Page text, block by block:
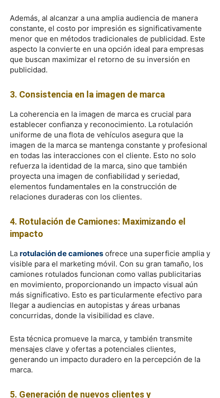
Además, al alcanzar a una amplia audiencia de manera
constante, el costo por impresión es significativamente
menor que en métodos tradicionales de publicidad. Este
aspecto la convierte en una opción ideal para empresas
que buscan maximizar el retorno de su inversión en
publicidad.
3. Consistencia en la imagen de marca
La coherencia en la imagen de marca es crucial para
establecer confianza y reconocimiento. La rotulación
uniforme de una flota de vehículos asegura que la
imagen de la marca se mantenga constante y profesional
en todas las interacciones con el cliente. Esto no solo
refuerza la identidad de la marca, sino que también
proyecta una imagen de confiabilidad y seriedad,
elementos fundamentales en la construcción de
relaciones duraderas con los clientes.
4. Rotulación de Camiones: Maximizando el
impacto
La rotulación de camiones ofrece una superficie amplia y
visible para el marketing móvil. Con su gran tamaño, los
camiones rotulados funcionan como vallas publicitarias
en movimiento, proporcionando un impacto visual aún
más significativo. Esto es particularmente efectivo para
llegar a audiencias en autopistas y áreas urbanas
concurridas, donde la visibilidad es clave.
Esta técnica promueve la marca, y también transmite
mensajes clave y ofertas a potenciales clientes,
generando un impacto duradero en la percepción de la
marca.
5. Generación de nuevos clientes y